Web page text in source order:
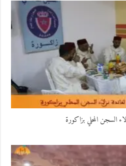
السجن المحلي بزاكورة